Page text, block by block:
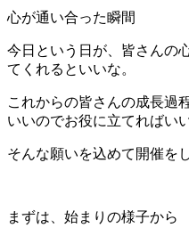
心が通い合った瞬間
今日という日が、皆さんの
てくれるといいな。
これからの皆さんの成長過
いいのでお役に立てればいい
そんな願いを込めて開催を
まずは、始まりの様子から